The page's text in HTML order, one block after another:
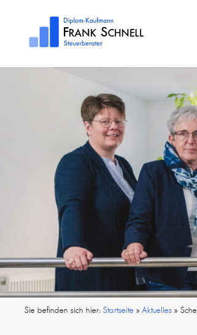
Sie befinden sich hier:Startseite »Aktuelles »